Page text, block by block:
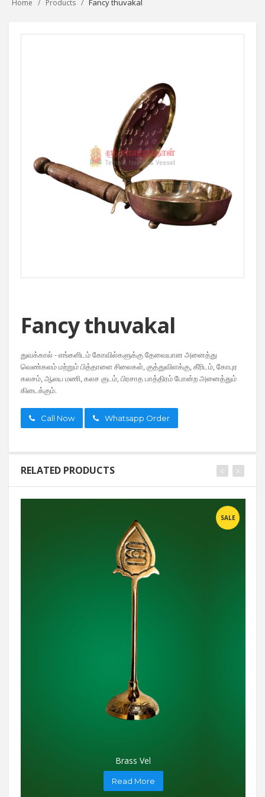
Home Products Fancy thuvakal
Fancy thuvakal
துவக்கால் - எங்களிடம் கோவில்களுக்கு தேவையான அனைத்து
வெண்கலம் மற்றும் பித்தாளை சிலைகள், குத்துவிளக்கு, கீரிடம், கோபுர
கலசம், ஆலய மணி, கலச குடம், பிரசாத பாத்திரம் போன்ற அனைத்தும்
கிடைக்கும்.
Call Now Whatsapp Order
RELATED PRODUCTS
SALE
Brass Vel
Read More